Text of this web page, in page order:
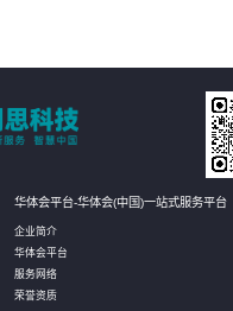
华体会平台-华体会(中国)一站式服务平台
企业简介
华体会平台
服务网络
荣誉资质